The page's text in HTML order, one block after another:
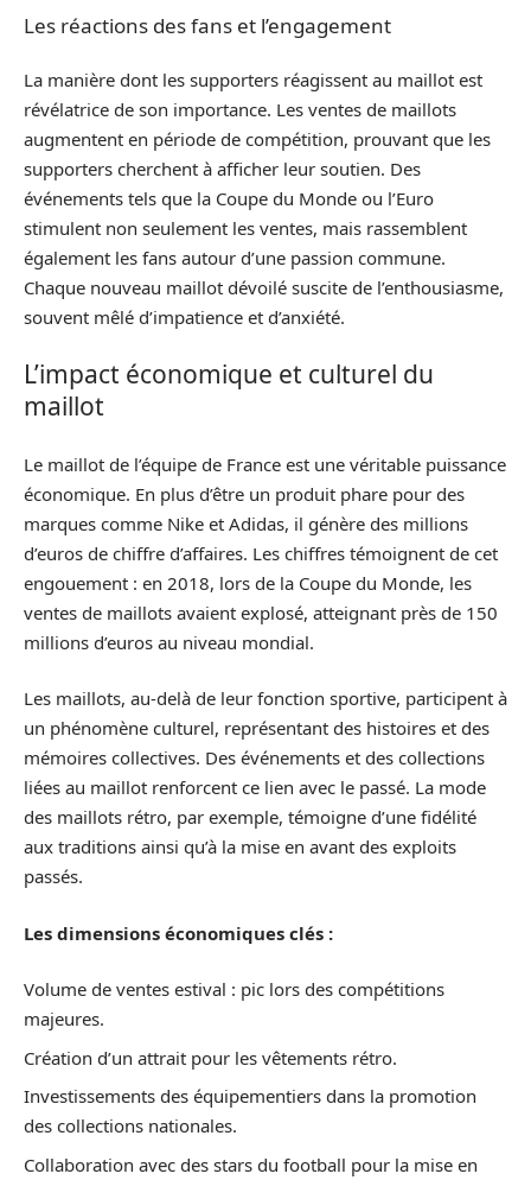
Les réactions des fans et l’engagement
La manière dont les supporters réagissent au maillot est
révélatrice de son importance. Les ventes de maillots
augmentent en période de compétition, prouvant que les
supporters cherchent à afficher leur soutien. Des
événements tels que la Coupe du Monde ou l’Euro
stimulent non seulement les ventes, mais rassemblent
également les fans autour d’une passion commune.
Chaque nouveau maillot dévoilé suscite de l’enthousiasme,
souvent mêlé d’impatience et d’anxiété.
L’impact économique et culturel du
maillot
Le maillot de l’équipe de France est une véritable puissance
économique. En plus d’être un produit phare pour des
marques comme Nike et Adidas, il génère des millions
d’euros de chiffre d’affaires. Les chiffres témoignent de cet
engouement : en 2018, lors de la Coupe du Monde, les
ventes de maillots avaient explosé, atteignant près de 150
millions d’euros au niveau mondial.
Les maillots, au-delà de leur fonction sportive, participent à
un phénomène culturel, représentant des histoires et des
mémoires collectives. Des événements et des collections
liées au maillot renforcent ce lien avec le passé. La mode
des maillots rétro, par exemple, témoigne d’une fidélité
aux traditions ainsi qu’à la mise en avant des exploits
passés.
Les dimensions économiques clés :
Volume de ventes estival : pic lors des compétitions
majeures.
Création d’un attrait pour les vêtements rétro.
Investissements des équipementiers dans la promotion
des collections nationales.
Collaboration avec des stars du football pour la mise en